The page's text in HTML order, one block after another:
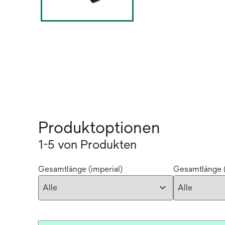
Produktoptionen
1-5 von Produkten
Gesamtlänge (imperial) Gesamtlänge